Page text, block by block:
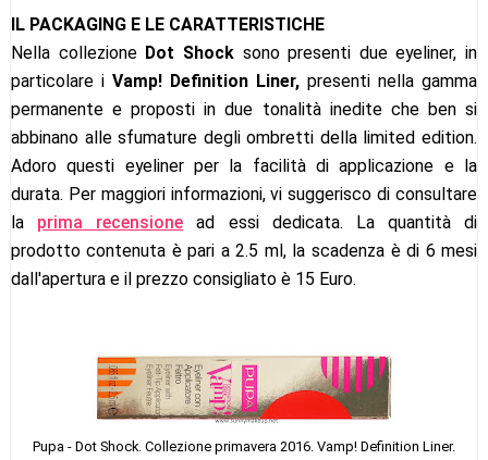
IL PACKAGING E LE CARATTERISTICHE
Nella collezione Dot Shocksono presenti due eyeliner, in
particolare i Vamp! Definition Liner, presenti nella gamma
permanente e proposti in due tonalità inedite che ben si
abbinano alle sfumature degli ombretti della limited edition.
Adoro questi eyeliner per la facilità di applicazione e la
durata. Per maggiori informazioni, vi suggerisco di consultare
la prima recensione ad essi dedicata. La quantità di
prodotto contenuta è pari a 2.5 ml, la scadenza è di 6 mesi
dall'apertura e il prezzo consigliato è 15 Euro.
Pupa - Dot Shock. Collezione primavera 2016. Vamp! Definition Liner.